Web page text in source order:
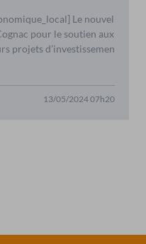
Le nouvel
pour le soutien aux
projets d’investissemen
13/05/2024 07h20